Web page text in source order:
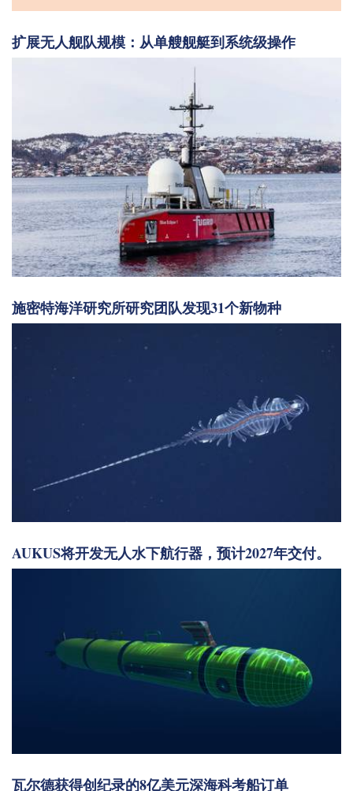
扩展无人舰队规模：从单艘舰艇到系统级操作
施密特海洋研究所研究团队发现31个新物种
AUKUS将开发无人水下航行器，预计2027年交付。
瓦尔德获得创纪录的8亿美元深海科考船订单